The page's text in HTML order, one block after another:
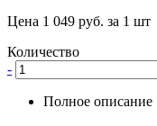
Цена 1 049 руб. за 1 шт
Количество
-
Полное описание